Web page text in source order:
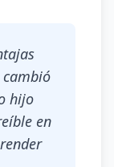
hijo
en